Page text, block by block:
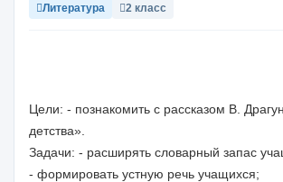
Литература 2 класс
Цели: - познакомить с рассказом В.
детства».
Задачи: - расширять словарный запас
- формировать устную речь учащихся;